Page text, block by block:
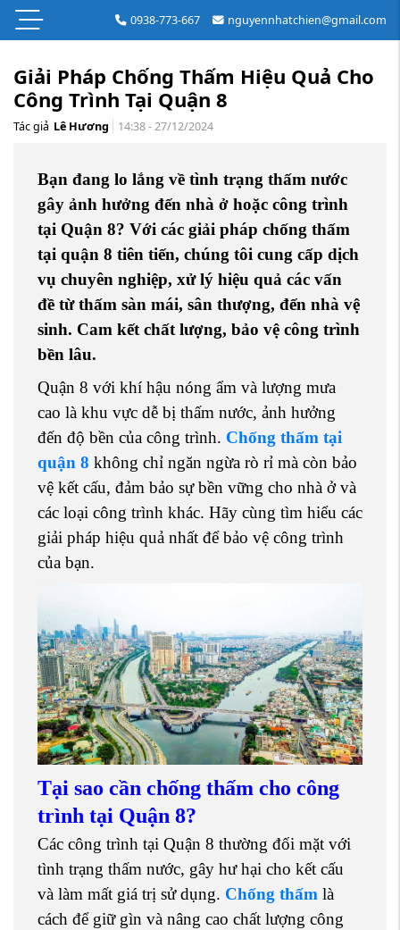
0938-773-667 nguyennhatchien@gmail.com
Giải Pháp Chống Thấm Hiệu Quả Cho
Công Trình Tại Quận 8
Tác giả Lê Hương 14:38 - 27/12/2024
Bạn đang lo lắng về tình trạng thấm nước
gây ảnh hưởng đến nhà ở hoặc công trình
tại Quận 8? Với các giải pháp chống thấm
tại quận 8 tiên tiến, chúng tôi cung cấp dịch
vụ chuyên nghiệp, xử lý hiệu quả các vấn
đề từ thấm sàn mái, sân thượng, đến nhà vệ
sinh. Cam kết chất lượng, bảo vệ công trình
bền lâu.
Quận 8 với khí hậu nóng ẩm và lượng mưa
cao là khu vực dễ bị thấm nước, ảnh hưởng
đến độ bền của công trình. Chống thấm tại
quận 8 không chỉ ngăn ngừa rò rỉ mà còn bảo
vệ kết cấu, đảm bảo sự bền vững cho nhà ở và
các loại công trình khác. Hãy cùng tìm hiểu các
giải pháp hiệu quả nhất để bảo vệ công trình
của bạn.
Tại sao cần chống thấm cho công
trình tại Quận 8?
Các công trình tại Quận 8 thường đối mặt với
tình trạng thấm nước, gây hư hại cho kết cấu
và làm mất giá trị sử dụng. Chống thấm là
cách để giữ gìn và nâng cao chất lượng công